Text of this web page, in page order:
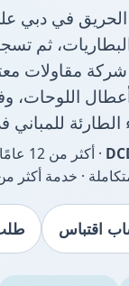
الحريق في دبي
ثم
اللوحات،
الطارئة
·
· خدمة أكثر من 18,000
اقتباس